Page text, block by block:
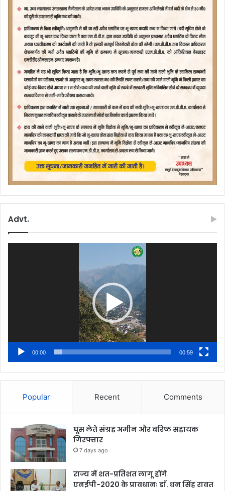
Advt.
00:00 00:59
Popular Recent Comments
घूस लेते संग्रह अमीन और वरिष्ठ सहायक
गिरफ्तार
7 days ago
राज्य में शत-प्रतिशत लागू होंगे
एनईपी-2020 के प्रावधानः डाॅ. धन सिंह रावत